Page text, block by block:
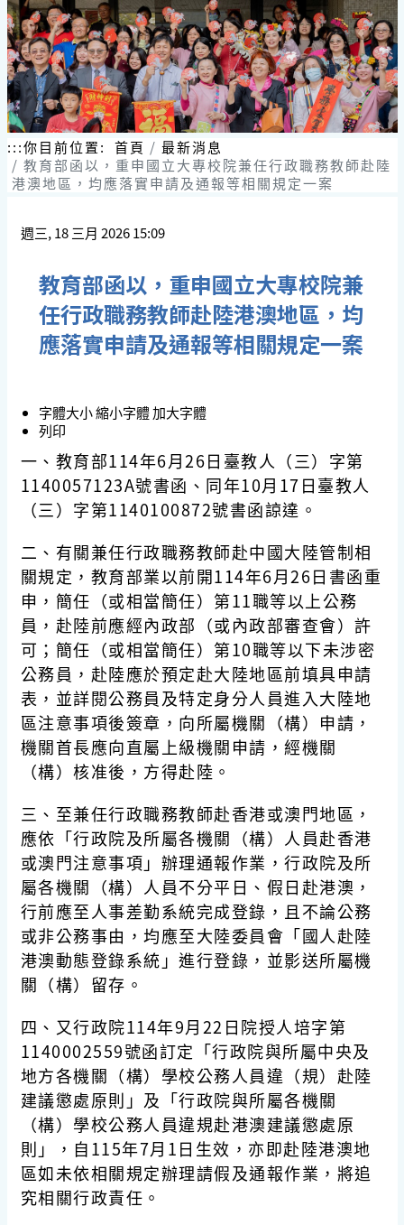
跳
到
主
要
內
容
區
塊
:::你目前位置: 首頁
最新消息
教育部函以，重申國立大專校院兼任行政職務教師赴陸
港澳地區，均應落實申請及通報等相關規定一案
週三, 18 三月 2026 15:09
教育部函以，重申國立大專校院兼
任行政職務教師赴陸港澳地區，均
應落實申請及通報等相關規定一案
字體大小縮小字體加大字體
列印
一、教育部114年6月26日臺教人（三）字第
1140057123A號書函、同年10月17日臺教人
（三）字第1140100872號書函諒達。
二、有關兼任行政職務教師赴中國大陸管制相
關規定，教育部業以前開114年6月26日書函重
申，簡任（或相當簡任）第11職等以上公務
員，赴陸前應經內政部（或內政部審查會）許
可；簡任（或相當簡任）第10職等以下未涉密
公務員，赴陸應於預定赴大陸地區前填具申請
表，並詳閱公務員及特定身分人員進入大陸地
區注意事項後簽章，向所屬機關（構）申請，
機關首長應向直屬上級機關申請，經機關
（構）核准後，方得赴陸。
三、至兼任行政職務教師赴香港或澳門地區，
應依「行政院及所屬各機關（構）人員赴香港
或澳門注意事項」辦理通報作業，行政院及所
屬各機關（構）人員不分平日、假日赴港澳，
行前應至人事差勤系統完成登錄，且不論公務
或非公務事由，均應至大陸委員會「國人赴陸
港澳動態登錄系統」進行登錄，並影送所屬機
關（構）留存。
四、又行政院114年9月22日院授人培字第
1140002559號函訂定「行政院與所屬中央及
地方各機關（構）學校公務人員違（規）赴陸
建議懲處原則」及「行政院與所屬各機關
（構）學校公務人員違規赴港澳建議懲處原
則」，自115年7月1日生效，亦即赴陸港澳地
區如未依相關規定辦理請假及通報作業，將追
究相關行政責任。